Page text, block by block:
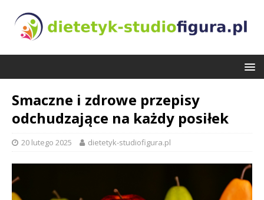
Smaczne i zdrowe przepisy
odchudzające na każdy posiłek
20 lutego 2025 dietetyk-studiofigura.pl